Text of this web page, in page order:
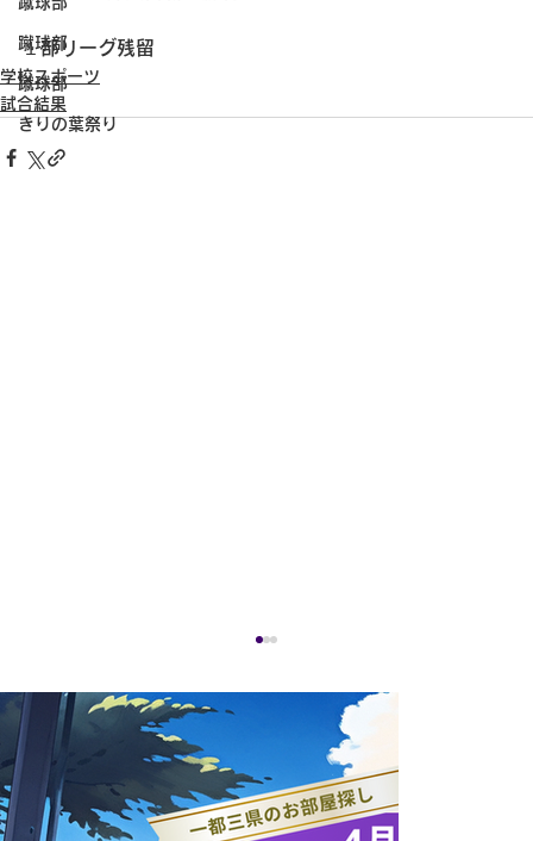
蹴球部
蹴球部
きりの葉祭り
１部リーグ残留
学校スポーツ
試合結果